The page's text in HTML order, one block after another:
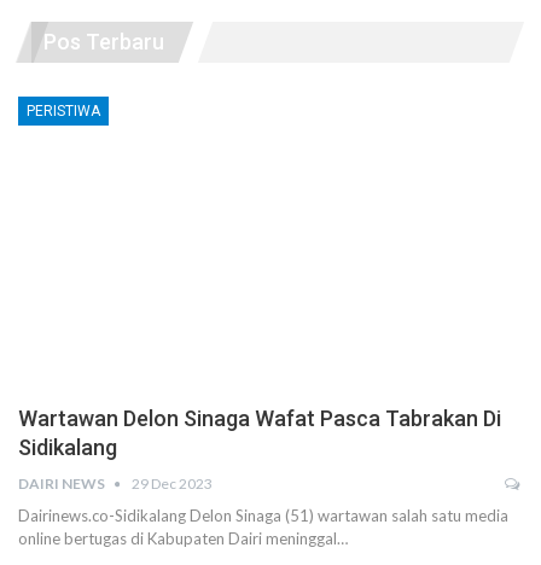
Pos Terbaru
PERISTIWA
Wartawan Delon Sinaga Wafat Pasca Tabrakan Di
Sidikalang
DAIRI NEWS 29 Dec 2023
Dairinews.co-Sidikalang Delon Sinaga (51) wartawan salah satu media
online bertugas di Kabupaten Dairi meninggal…